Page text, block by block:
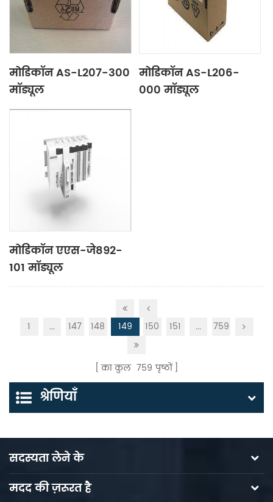
मोडिकॉन AS-L207-300
मॉड्यूल
मोडिकॉन AS-L206-
000 मॉड्यूल
मोडिकॉन एएस-जे892-
101 मॉड्यूल
1 ... 147 148 149 150 151 ... 759
का कुल 759 पृष्ठों
श्रेणियाँ
सदस्यता लेने के
मदद की ज़रूरत है